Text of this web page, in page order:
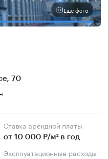
Еще фото
70
Ставка арендной платы
от 10 000 Р/м² в год
Эксплуатационные расходы